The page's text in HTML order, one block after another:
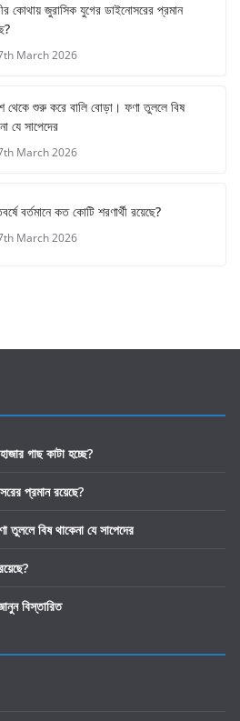
কোথায় জুরাসিক যুগের ডাইনোসরের প্রমান
March 2026
থেকে শুরু করে বালি বোড়া। ফণা তুললে বিষ
যে সাপেদের
March 2026
বর্তমানে কত কোটি শরণার্থী রয়েছে?
March 2026
গাছ কাটা হচ্ছে?
প্রমান রয়েছে?
বিষ থাকেনা যে সাপেদের
বিস্তারিত